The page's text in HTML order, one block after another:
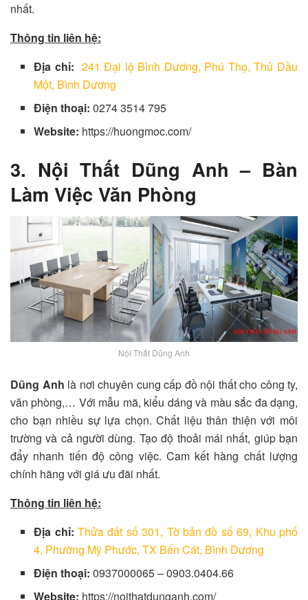
nhất.
Thông tin liên hệ:
Địa chỉ: 241 Đại lộ Bình Dương, Phú Thọ, Thủ Dầu
Một, Bình Dương
Điện thoại: 0274 3514 795
Website: https://huongmoc.com/
3. Nội Thất Dũng Anh – Bàn
Làm Việc Văn Phòng
Nội Thất Dũng Anh
Dũng Anh là nơi chuyên cung cấp đồ nội thất cho công ty,
văn phòng,… Với mẫu mã, kiểu dáng và màu sắc đa dạng,
cho bạn nhiều sự lựa chọn. Chất liệu thân thiện với môi
trường và cả người dùng. Tạo độ thoải mái nhất, giúp bạn
đẩy nhanh tiến độ công việc. Cam kết hàng chất lượng
chính hãng với giá ưu đãi nhất.
Thông tin liên hệ:
Địa chỉ:Thửa đất số 301, Tờ bản đồ số 69, Khu phố
4, Phường Mỹ Phước, TX Bến Cát, Bình Dương
Điện thoại: 0937000065 – 0903.0404.66
Website: https://noithatdunganh.com/